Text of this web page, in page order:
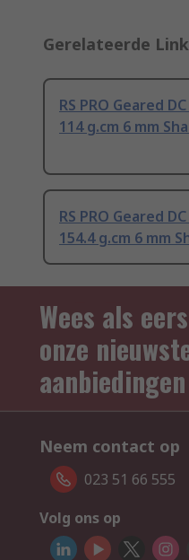
Gerelateerde
RS PRO Geared
114 g.cm 6 mm
RS PRO Geared
154.4 g.cm 6 mm
Wees als
onze
aanbiedingen
Neem contact op
023 51 66 555
Volg ons op